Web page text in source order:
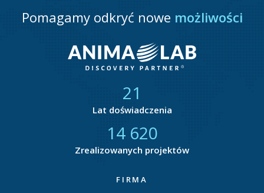
Pomagamy odkryć nowe możliwości
21
Lat doświadczenia
14 877
Zrealizowanych projektów
FIRMA